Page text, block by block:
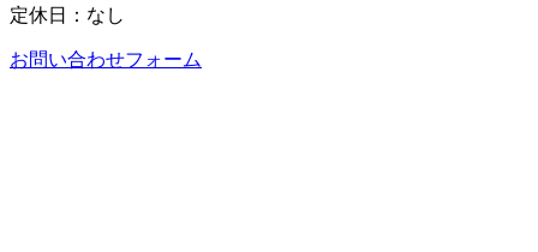
定休日：なし
お問い合わせフォーム